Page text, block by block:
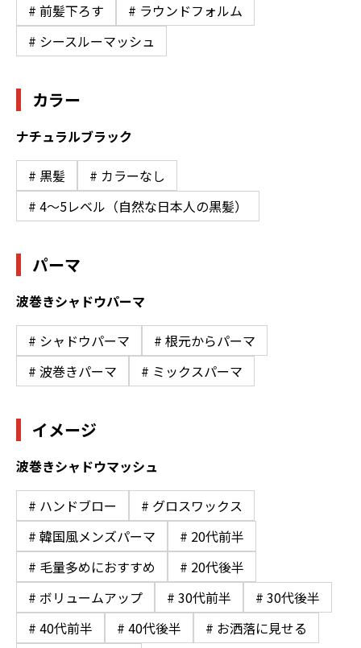
# 前髪下ろす
# ラウンドフォルム
# シースルーマッシュ
カラー
ナチュラルブラック
# 黒髪
# カラーなし
# 4〜5レベル（自然な日本人の黒髪）
パーマ
波巻きシャドウパーマ
# シャドウパーマ
# 根元からパーマ
# 波巻きパーマ
# ミックスパーマ
イメージ
波巻きシャドウマッシュ
# ハンドブロー
# グロスワックス
# 韓国風メンズパーマ
# 20代前半
# 毛量多めにおすすめ
# 20代後半
# ボリュームアップ
# 30代前半
# 30代後半
# 40代前半
# 40代後半
# お洒落に見せる